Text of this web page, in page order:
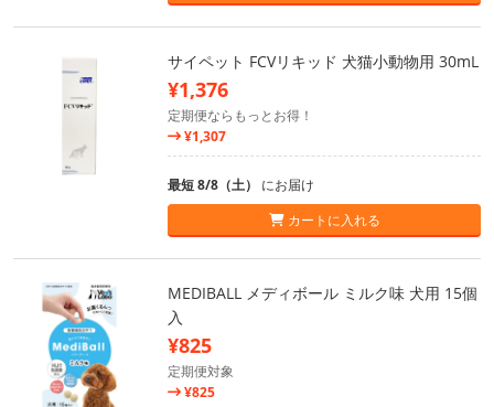
サイペット FCVリキッド 犬猫小動物用 30mL
¥1,376
定期便ならもっとお得！
¥1,307
最短 8/8（土） にお届け
カートに入れる
MEDIBALL メディボール ミルク味 犬用 15個
入
¥825
定期便対象
¥825